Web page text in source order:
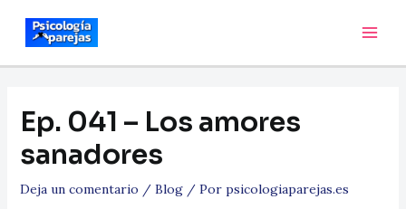
Ep. 041 – Los amores
sanadores
Deja un comentario / Blog/ Por psicologiaparejas.es